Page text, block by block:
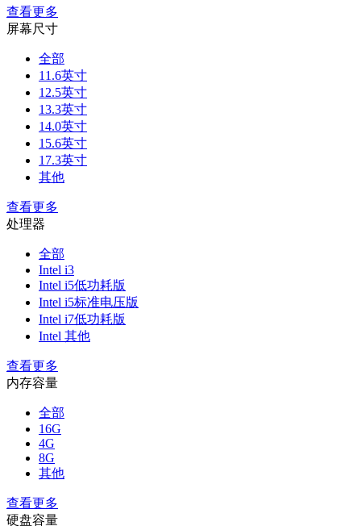
查看更多
屏幕尺寸
全部
11.6英寸
12.5英寸
13.3英寸
14.0英寸
15.6英寸
17.3英寸
其他
查看更多
处理器
全部
Intel i3
Intel i5低功耗版
Intel i5标准电压版
Intel i7低功耗版
Intel 其他
查看更多
内存容量
全部
16G
4G
8G
其他
查看更多
硬盘容量